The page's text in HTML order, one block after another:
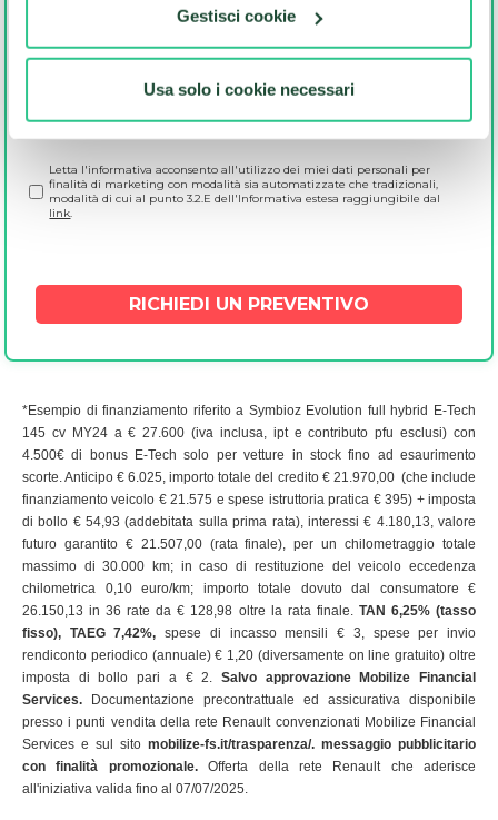
raccogliere informazioni sulla tua posizione
geografica, con un'approssimazione di qualche
Identificare il tuo dispositivo, scansionandolo
attivamente alla ricerca di caratteristiche specifiche
Approfondisci come vengono elaborati i tuoi dati personali
e imposta le tue preferenze nella
sezione dettagli
Questo sito usa cookie tecnici strettamente necessari,
promozionali. Cliccando "Accetto tutti " acconsenti
all’utilizzo di tutti i cookie; cliccando su "Gestisci cookie"
potrai personalizzare le tue scelte rispetto ai cookie. Per
maggiori informazioni sui cookie cliccaqui.
Gestisci cookie
Usa solo i cookie necessari
di poterti inviare comunicazioni e proposte commerciali personalizzate, anche
attraverso attività di segmentazione e retargeting.
Si
No
ad altre Promozioni esclusive. In qualsiasi momento, potrai decidere di non
Letta l'informativa acconsento all'utilizzo dei miei dati personali per
finalità di marketing con modalità sia automatizzate che tradizionali,
modalità di cui al punto 3.2.E dell'Informativa estesa raggiungibile dal
link.
*Esempio di finanziamento riferito a Symbioz Evolution full hybrid E-Tech
145 cv MY24 a € 27.600 (iva inclusa, ipt e contributo pfu esclusi) con
4.500€ di bonus E-Tech solo per vetture in stock fino ad esaurimento
scorte. Anticipo € 6.025, importo totale del credito € 21.970,00 (che include
finanziamento veicolo € 21.575 e spese istruttoria pratica € 395) + imposta
di bollo € 54,93 (addebitata sulla prima rata), interessi € 4.180,13, valore
futuro garantito € 21.507,00 (rata finale), per un chilometraggio totale
massimo di 30.000 km; in caso di restituzione del veicolo eccedenza
chilometrica 0,10 euro/km; importo totale dovuto dal consumatore €
26.150,13 in 36 rate da € 128,98 oltre la rata finale. TAN 6,25% (tasso
fisso), TAEG 7,42%, spese di incasso mensili € 3, spese per invio
rendiconto periodico (annuale) € 1,20 (diversamente on line gratuito) oltre
imposta di bollo pari a € 2. Salvo approvazione Mobilize Financial
Services.
Documentazione precontrattuale ed assicurativa disponibile
presso i punti vendita della rete Renault convenzionati Mobilize Financial
Services e sul sito mobilize-fs.it/trasparenza/. messaggio pubblicitario
con finalità promozionale.Offerta della rete Renault che aderisce
all'iniziativa valida fino al 07/07/2025.